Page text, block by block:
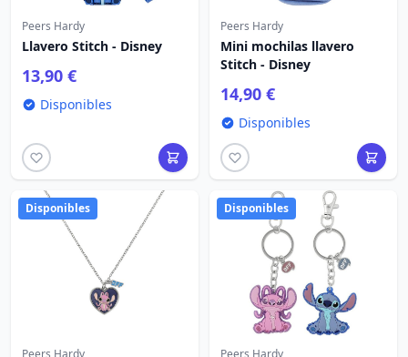
Peers Hardy
Llavero Stitch - Disney
13,90 €
Disponibles
Peers Hardy
Mini mochilas llavero
Stitch - Disney
14,90 €
Disponibles
Disponibles
Peers Hardy
Disponibles
Peers Hardy